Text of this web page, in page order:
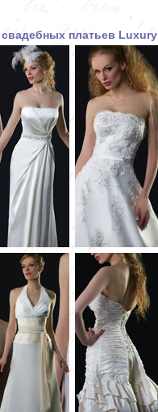
платьев Luxury